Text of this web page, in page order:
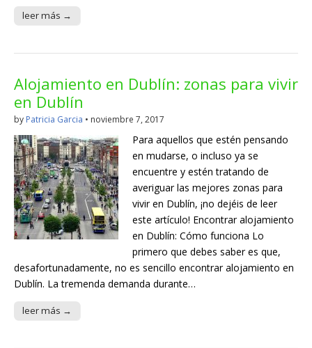
leer más →
Alojamiento en Dublín: zonas para vivir
en Dublín
by Patricia Garcia • noviembre 7, 2017
Para aquellos que estén pensando
en mudarse, o incluso ya se
encuentre y estén tratando de
averiguar las mejores zonas para
vivir en Dublín, ¡no dejéis de leer
este artículo! Encontrar alojamiento
en Dublín: Cómo funciona Lo
primero que debes saber es que,
desafortunadamente, no es sencillo encontrar alojamiento en
Dublín. La tremenda demanda durante…
leer más →